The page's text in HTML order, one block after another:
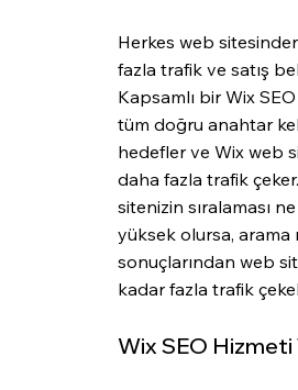
Herkes web
fazla trafik ve satış
Kapsamlı bir Wix
tüm doğru anahtar
hedefler ve Wix web
daha fazla trafik
sitenizin sıralaması
yüksek olursa, arama
sonuçlarından web
kadar fazla trafik
Wix SEO Hizmeti